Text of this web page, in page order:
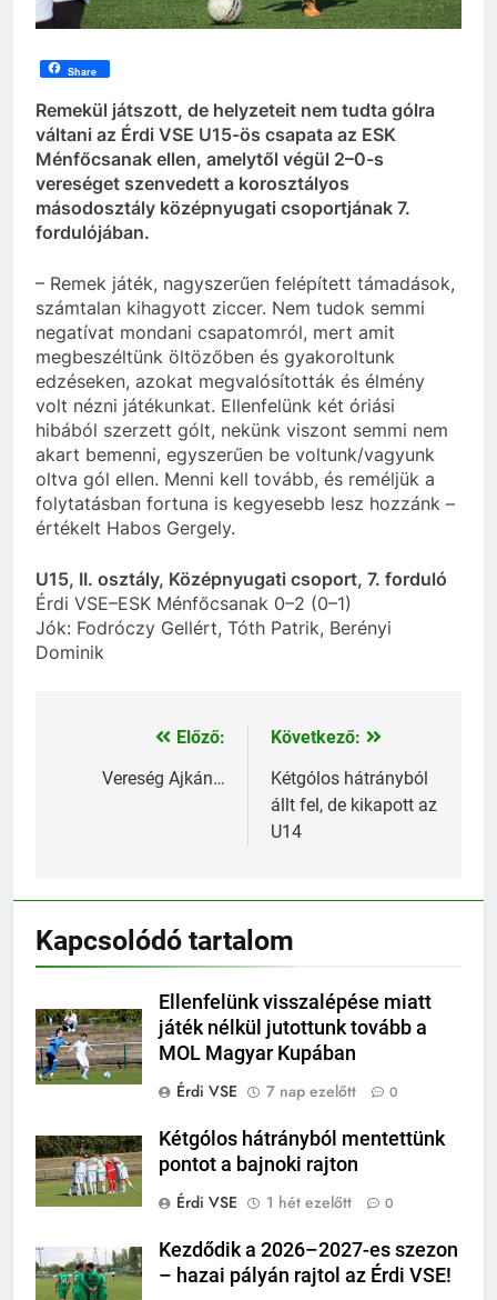
Share
Remekül játszott, de helyzeteit nem tudta gólra
váltani az Érdi VSE U15-ös csapata az ESK
Ménfőcsanak ellen, amelytől végül 2–0-s
vereséget szenvedett a korosztályos
másodosztály középnyugati csoportjának 7.
fordulójában.
– Remek játék, nagyszerűen felépített támadások,
számtalan kihagyott ziccer. Nem tudok semmi
negatívat mondani csapatomról, mert amit
megbeszéltünk öltözőben és gyakoroltunk
edzéseken, azokat megvalósították és élmény
volt nézni játékunkat. Ellenfelünk két óriási
hibából szerzett gólt, nekünk viszont semmi nem
akart bemenni, egyszerűen be voltunk/vagyunk
oltva gól ellen. Menni kell tovább, és reméljük a
folytatásban fortuna is kegyesebb lesz hozzánk –
értékelt Habos Gergely.
U15, II. osztály, Középnyugati csoport, 7. forduló
Érdi VSE–ESK Ménfőcsanak 0–2 (0–1)
Jók: Fodróczy Gellért, Tóth Patrik, Berényi
Dominik
Bejegyzés
navigáció
Előző:
Vereség Ajkán…
Következő:
Kétgólos hátrányból
állt fel, de kikapott az
U14
Kapcsolódó tartalom
Ellenfelünk visszalépése miatt
játék nélkül jutottunk tovább a
MOL Magyar Kupában
Érdi VSE
7 nap ezelőtt 0
Kétgólos hátrányból mentettünk
pontot a bajnoki rajton
Érdi VSE
1 hét ezelőtt 0
Kezdődik a 2026–2027-es szezon
– hazai pályán rajtol az Érdi VSE!